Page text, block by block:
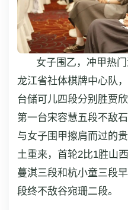
女子围乙，冲甲热
龙江省社体棋牌中心队
台储可儿四段分别胜贾
第一台宋容慧五段不敌
与女子围甲擦肩而过的
土重来，首轮2比1胜山
蔓淇三段和杭小童三段
段终不敌谷宛珊二段。